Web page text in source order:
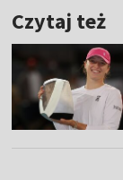
Czytaj też